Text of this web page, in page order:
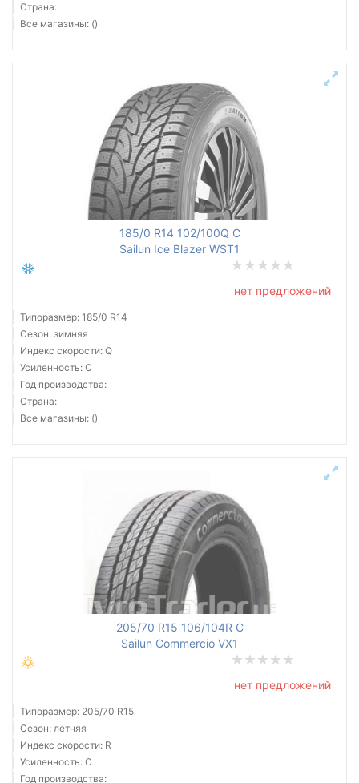
Страна:
Все магазины: ()
185/0 R14 102/100Q C
Sailun Ice Blazer WST1
нет предложений
Типоразмер: 185/0 R14
Сезон: зимняя
Индекс скорости: Q
Усиленность: C
Год производства:
Страна:
Все магазины: ()
205/70 R15 106/104R C
Sailun Commercio VX1
нет предложений
Типоразмер: 205/70 R15
Сезон: летняя
Индекс скорости: R
Усиленность: C
Год производства: